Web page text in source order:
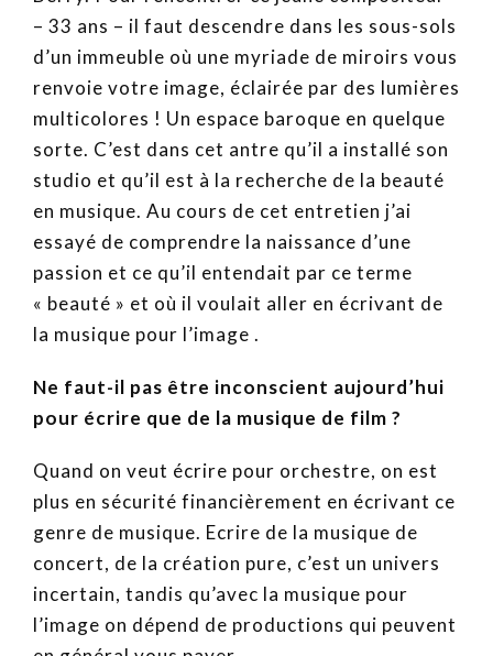
– 33 ans – il faut descendre dans les sous-sols
d’un immeuble où une myriade de miroirs vous
renvoie votre image, éclairée par des lumières
multicolores ! Un espace baroque en quelque
sorte. C’est dans cet antre qu’il a installé son
studio et qu’il est à la recherche de la beauté
en musique. Au cours de cet entretien j’ai
essayé de comprendre la naissance d’une
passion et ce qu’il entendait par ce terme
« beauté » et où il voulait aller en écrivant de
la musique pour l’image .
Ne faut-il pas être inconscient aujourd’hui
pour écrire que de la musique de film ?
Quand on veut écrire pour orchestre, on est
plus en sécurité financièrement en écrivant ce
genre de musique. Ecrire de la musique de
concert, de la création pure, c’est un univers
incertain, tandis qu’avec la musique pour
l’image on dépend de productions qui peuvent